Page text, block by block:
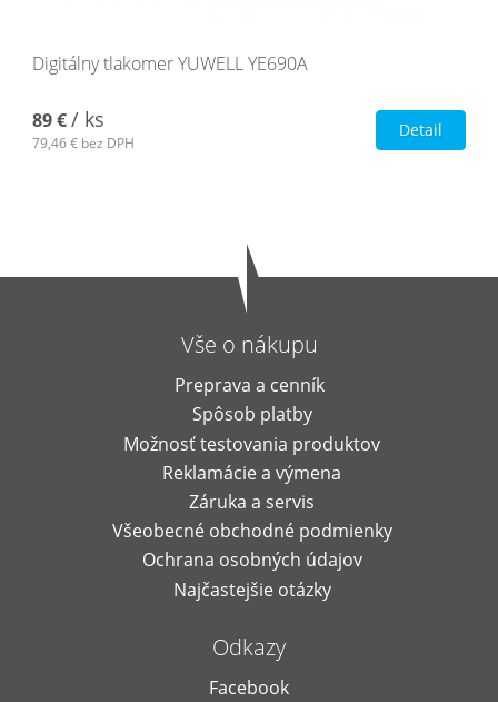
Digitálny tlakomer YUWELL YE690A
89 €/ ks
79,46 € bez DPH
Detail
Vše o nákupu
Preprava a cenník
Spôsob platby
Možnosť testovania produktov
Reklamácie a výmena
Záruka a servis
Všeobecné obchodné podmienky
Ochrana osobných údajov
Najčastejšie otázky
Odkazy
Facebook